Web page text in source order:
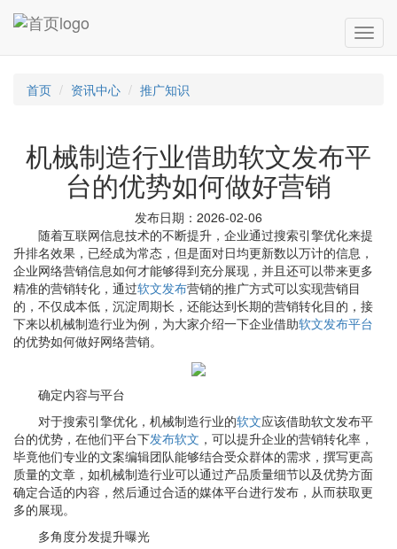
首页 资讯中心 推广知识
机械制造行业借助软文发布平
台的优势如何做好营销
发布日期：2026-02-06
随着互联网信息技术的不断提升，企业通过搜索引擎优化来提
升排名效果，已经成为常态，但是面对日均更新数以万计的信息，
企业网络营销信息如何才能够得到充分展现，并且还可以带来更多
精准的营销转化，通过软文发布营销的推广方式可以实现营销目
的，不仅成本低，沉淀周期长，还能达到长期的营销转化目的，接
下来以机械制造行业为例，为大家介绍一下企业借助软文发布平台
的优势如何做好网络营销。
确定内容与平台
对于搜索引擎优化，机械制造行业的软文应该借助软文发布平
台的优势，在他们平台下发布软文 ，可以提升企业的营销转化率，
毕竟他们专业的文案编辑团队能够结合受众群体的需求，撰写更高
质量的文章，如机械制造行业可以通过产品质量细节以及优势方面
确定合适的内容，然后通过合适的媒体平台进行发布，从而获取更
多的展现。
多角度分发提升曝光